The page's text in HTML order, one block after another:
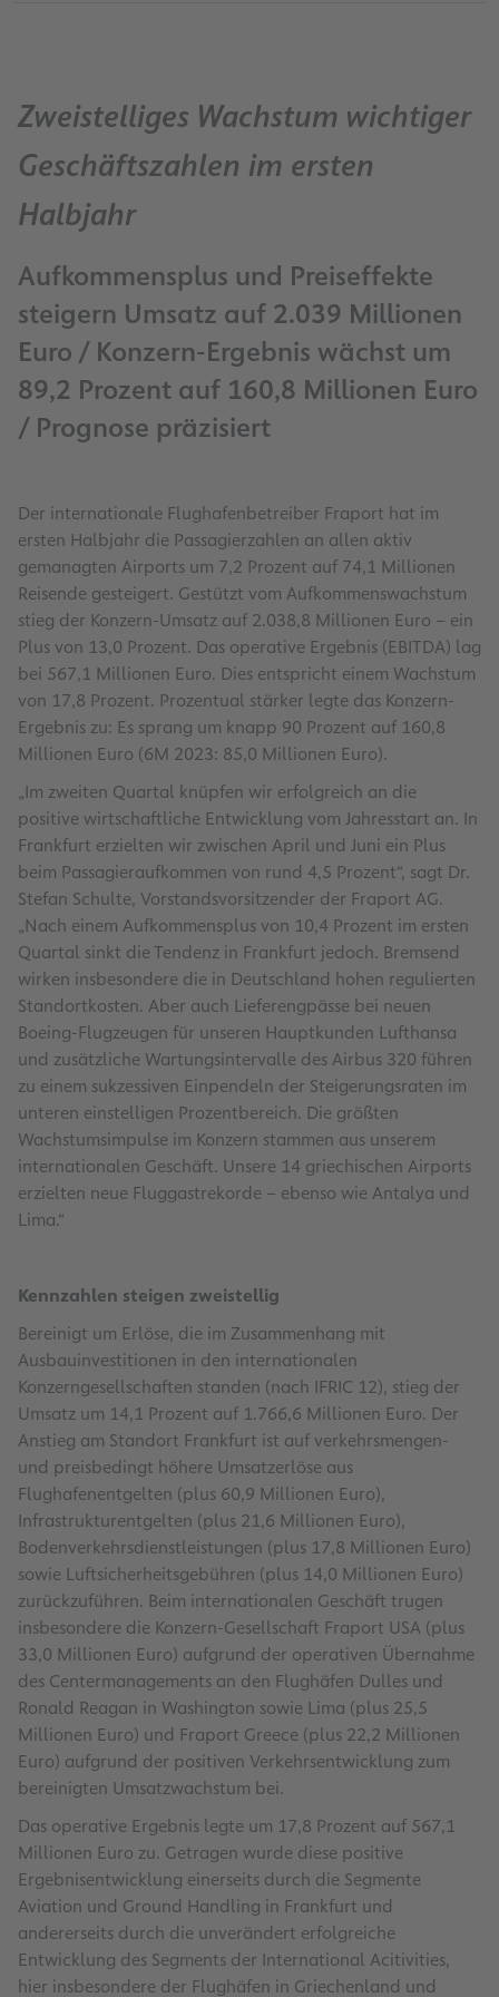
Zweistelliges Wachstum wichtiger
Geschäftszahlen im ersten
Halbjahr
Aufkommensplus und Preiseffekte
steigern Umsatz auf 2.039 Millionen
Euro / Konzern-Ergebnis wächst um
89,2 Prozent auf 160,8 Millionen Euro
/ Prognose präzisiert
Der internationale Flughafenbetreiber Fraport hat im
ersten Halbjahr die Passagierzahlen an allen aktiv
gemanagten Airports um 7,2 Prozent auf 74,1 Millionen
Reisende gesteigert. Gestützt vom Aufkommenswachstum
stieg der Konzern-Umsatz auf 2.038,8 Millionen Euro – ein
Plus von 13,0 Prozent. Das operative Ergebnis (EBITDA) lag
bei 567,1 Millionen Euro. Dies entspricht einem Wachstum
von 17,8 Prozent. Prozentual stärker legte das Konzern-
Ergebnis zu: Es sprang um knapp 90 Prozent auf 160,8
Millionen Euro (6M 2023: 85,0 Millionen Euro).
„Im zweiten Quartal knüpfen wir erfolgreich an die
positive wirtschaftliche Entwicklung vom Jahresstart an. In
Frankfurt erzielten wir zwischen April und Juni ein Plus
beim Passagieraufkommen von rund 4,5 Prozent“, sagt Dr.
Stefan Schulte, Vorstandsvorsitzender der Fraport AG.
„Nach einem Aufkommensplus von 10,4 Prozent im ersten
Quartal sinkt die Tendenz in Frankfurt jedoch. Bremsend
wirken insbesondere die in Deutschland hohen regulierten
Standortkosten. Aber auch Lieferengpässe bei neuen
Boeing-Flugzeugen für unseren Hauptkunden Lufthansa
und zusätzliche Wartungsintervalle des Airbus 320 führen
zu einem sukzessiven Einpendeln der Steigerungsraten im
unteren einstelligen Prozentbereich. Die größten
Wachstumsimpulse im Konzern stammen aus unserem
internationalen Geschäft. Unsere 14 griechischen Airports
erzielten neue Fluggastrekorde – ebenso wie Antalya und
Lima.“
Kennzahlen steigen zweistellig
Bereinigt um Erlöse, die im Zusammenhang mit
Ausbauinvestitionen in den internationalen
Konzerngesellschaften standen (nach IFRIC 12), stieg der
Umsatz um 14,1 Prozent auf 1.766,6 Millionen Euro. Der
Anstieg am Standort Frankfurt ist auf verkehrsmengen-
und preisbedingt höhere Umsatzerlöse aus
Flughafenentgelten (plus 60,9 Millionen Euro),
Infrastrukturentgelten (plus 21,6 Millionen Euro),
Bodenverkehrsdienstleistungen (plus 17,8 Millionen Euro)
sowie Luftsicherheitsgebühren (plus 14,0 Millionen Euro)
zurückzuführen. Beim internationalen Geschäft trugen
insbesondere die Konzern-Gesellschaft Fraport USA (plus
33,0 Millionen Euro) aufgrund der operativen Übernahme
des Centermanagements an den Flughäfen Dulles und
Ronald Reagan in Washington sowie Lima (plus 25,5
Millionen Euro) und Fraport Greece (plus 22,2 Millionen
Euro) aufgrund der positiven Verkehrsentwicklung zum
bereinigten Umsatzwachstum bei.
Das operative Ergebnis legte um 17,8 Prozent auf 567,1
Millionen Euro zu. Getragen wurde diese positive
Ergebnisentwicklung einerseits durch die Segmente
Aviation und Ground Handling in Frankfurt und
andererseits durch die unverändert erfolgreiche
Entwicklung des Segments der International Acitivities,
hier insbesondere der Flughäfen in Griechenland und